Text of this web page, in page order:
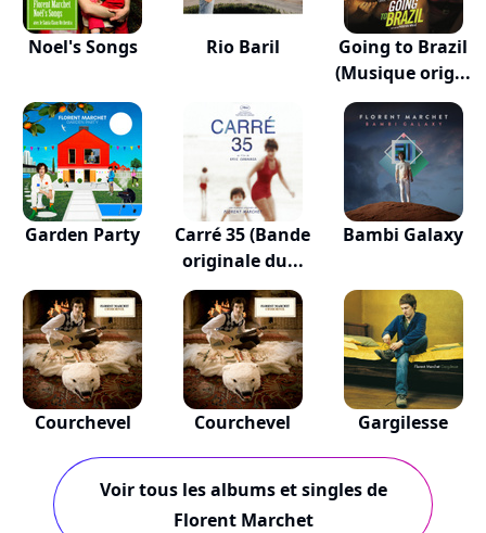
Noel's Songs Rio Baril
Going to Brazil
(Musique orig...
Garden Party
Carré 35 (Bande
originale du...
Bambi Galaxy
Courchevel Courchevel Gargilesse
Voir tous les albums et singles de
Florent Marchet